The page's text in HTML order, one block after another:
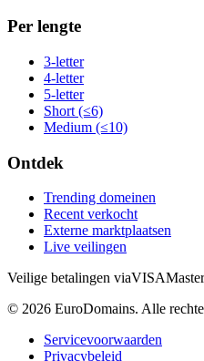
Per lengte
3-letter
4-letter
5-letter
Short (≤6)
Medium (≤10)
Ontdek
Trending domeinen
Recent verkocht
Externe marktplaatsen
Live veilingen
Veilige betalingen viaVISA
© 2026 EuroDomains. Alle
Servicevoorwaarden
Privacybeleid